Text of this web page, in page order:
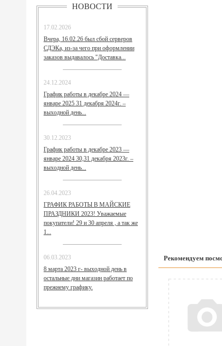
НОВОСТИ
17.02.2026
Вчера, 16.02.26 был сбой серверов
СДЭКа, из-за чего при оформлении
заказов выдавалось "Доставка...
24.12.2024
График работы в декабре 2024 —
январе 2025 31 декабря 2024г. –
выходной день...
30.12.2023
График работы в декабре 2023 —
январе 2024 30,31 декабря 2023г. –
выходной день...
26.04.2023
ГРАФИК РАБОТЫ В МАЙСКИЕ
ПРАЗДНИКИ 2023! Уважаемые
покупатели! 29 и 30 апреля , а так же
1...
06.03.2023
8 марта 2023 г- выходной день в
остальные дни магазин работает по
прежнему графику.
Рекомендуем